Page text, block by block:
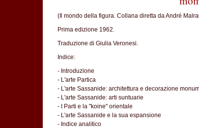
(Il mondo della figura. Collana diretta da André
Prima edizione 1962.
Traduzione di Giulia Veronesi.
Indice:
- Introduzione
- L'arte Partica
- L'arte Sassanide: architettura e decorazione
- L'arte Sassanide: arti suntuarie
- I Parti e la "koine" orientale
- L'arte Sassanide e la sua espansione
- Indice analitico